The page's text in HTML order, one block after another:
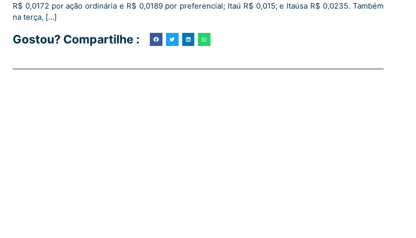
R$ 0,0172 por ação ordinária e R$ 0,0189 por preferencial; Itaú R$ 0,015; e Itaúsa R$ 0,0235. Também
na terça, […]
Gostou? Compartilhe :